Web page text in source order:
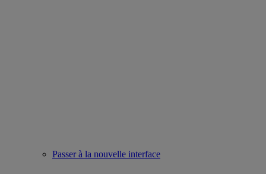
Passer à la nouvelle interface